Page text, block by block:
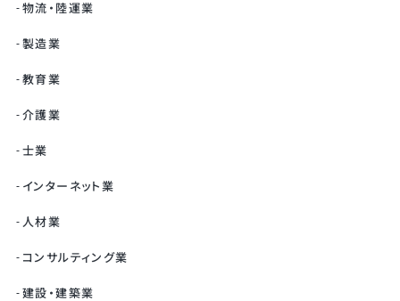
物流・陸運業
製造業
教育業
介護業
士業
インターネット業
人材業
コンサルティング業
建設・建築業